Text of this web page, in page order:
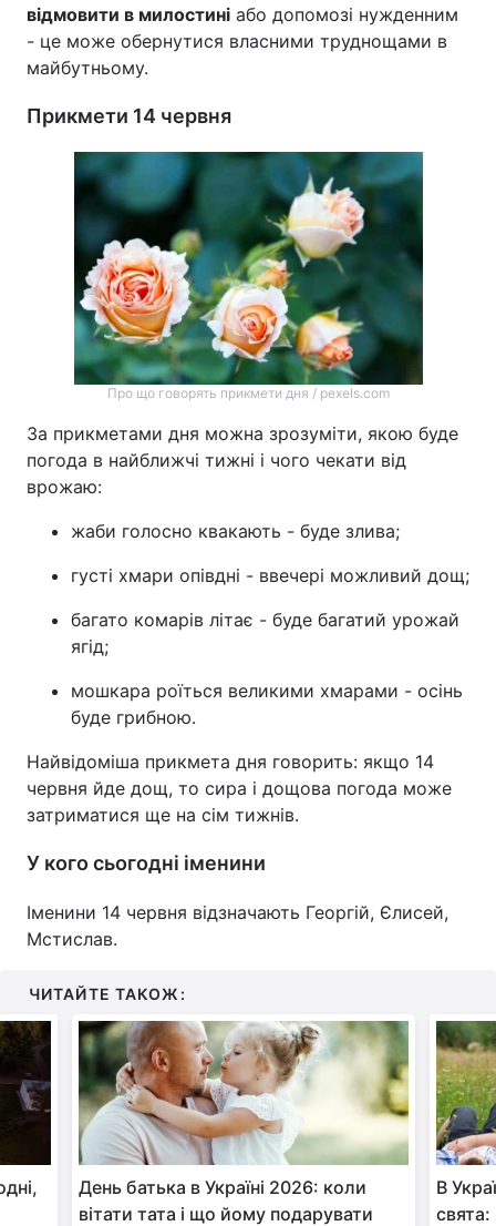
відмовити в милостині або допомозі нужденним
- це може обернутися власними труднощами в
майбутньому.
Прикмети 14 червня
Про що говорять прикмети дня / pexels.com
За прикметами дня можна зрозуміти, якою буде
погода в найближчі тижні і чого чекати від
врожаю:
жаби голосно квакають - буде злива;
густі хмари опівдні - ввечері можливий дощ;
багато комарів літає - буде багатий урожай
ягід;
мошкара роїться великими хмарами - осінь
буде грибною.
Найвідоміша прикмета дня говорить: якщо 14
червня йде дощ, то сира і дощова погода може
затриматися ще на сім тижнів.
У кого сьогодні іменини
Іменини 14 червня відзначають Георгій, Єлисей,
Мстислав.
ЧИТАЙТЕ ТАКОЖ:
День батька в Україні 2026: коли
вітати тата і що йому подарувати
В
свята: